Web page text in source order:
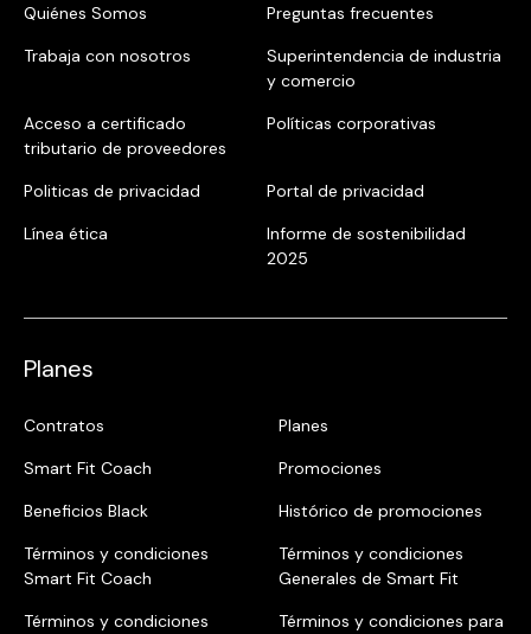
Quiénes Somos
Preguntas frecuentes
Trabaja con nosotros
Superintendencia de industria
y comercio
Acceso a certificado
tributario de proveedores
Políticas corporativas
Politicas de privacidad
Portal de privacidad
Línea ética
Informe de sostenibilidad
2025
Planes
Contratos
Planes
Smart Fit Coach
Promociones
Beneficios Black
Histórico de promociones
Términos y condiciones
Smart Fit Coach
Términos y condiciones
Generales de Smart Fit
Términos y condiciones
Términos y condiciones para